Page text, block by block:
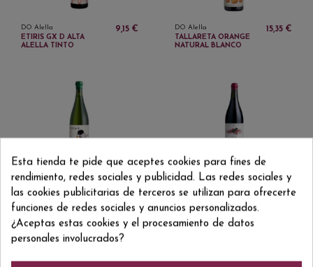
DO Alella
ETIRIS GX D ALTA
ALELLA TINTO
9,15 € DO Alella
TALLARETA ORANGE
NATURAL BLANCO
15,35 €
DO Alella
TALLAROL NATURAL
BLANCO
12,85 € DO Alella
MERLA NATURAL
TINTO
18,30 €
Esta tienda te pide que aceptes cookies para fines de
rendimiento, redes sociales y publicidad. Las redes sociales y
las cookies publicitarias de terceros se utilizan para ofrecerte
funciones de redes sociales y anuncios personalizados.
¿Aceptas estas cookies y el procesamiento de datos
personales involucrados?